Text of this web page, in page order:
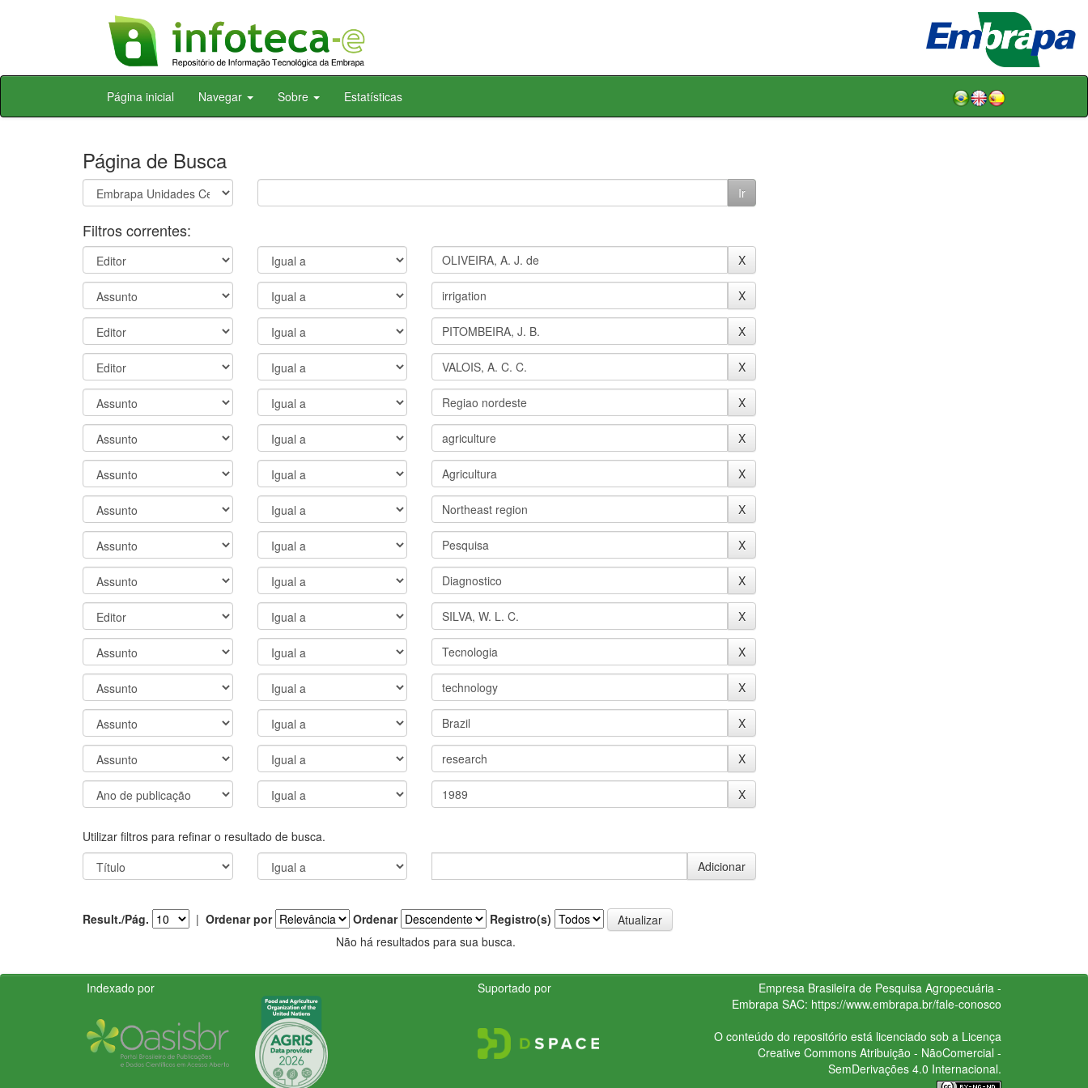
Skip
Página inicial Navegar Sobre Estatísticas
Página de Busca
Filtros correntes:
Utilizar filtros para refinar o resultado de busca.
Result./Pág. | Ordenar por Ordenar
Registro(s)
Não há resultados para sua busca.
Indexado por Suportado por
Empresa Brasileira de Pesquisa Agropecuária -
Embrapa SAC: https://www.embrapa.br/fale-conosco
O conteúdo do repositório está licenciado sob a Licença
Creative CommonsAtribuição - NãoComercial -
SemDerivações 4.0 Internacional.